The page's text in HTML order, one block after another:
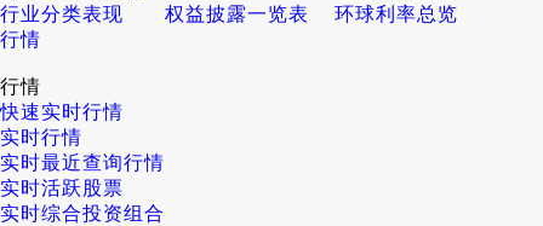
行业分类表现
权益披露一览表
环球利率总览
行情
行情
快速实时行情
实时行情
实时最近查询行情
实时活跃股票
实时综合投资组合